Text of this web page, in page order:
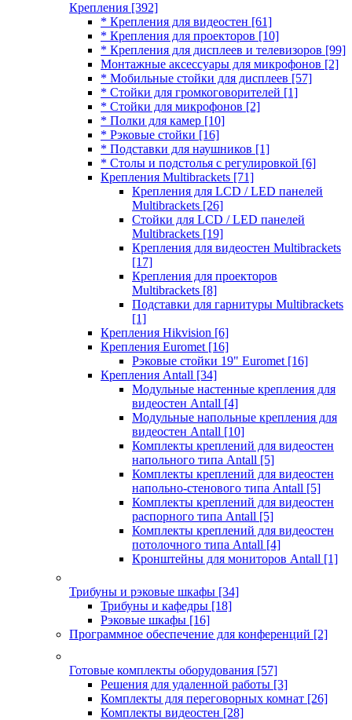
Крепления [392]
* Крепления для видеостен [61]
* Крепления для проекторов [10]
* Крепления для дисплеев и телевизоров [99]
Монтажные аксессуары для микрофонов [2]
* Мобильные стойки для дисплеев [57]
* Стойки для громкоговорителей [1]
* Стойки для микрофонов [2]
* Полки для камер [10]
* Рэковые стойки [16]
* Подставки для наушников [1]
* Столы и подстолья с регулировкой [6]
Крепления Multibrackets [71]
Крепления для LCD / LED панелей
Multibrackets [26]
Стойки для LCD / LED панелей
Multibrackets [19]
Крепления для видеостен Multibrackets
[17]
Крепления для проекторов
Multibrackets [8]
Подставки для гарнитуры Multibrackets
[1]
Крепления Hikvision [6]
Крепления Euromet [16]
Рэковые стойки 19" Euromet [16]
Крепления Antall [34]
Модульные настенные крепления для
видеостен Antall [4]
Модульные напольные крепления для
видеостен Antall [10]
Комплекты креплений для видеостен
напольного типа Antall [5]
Комплекты креплений для видеостен
напольно-стенового типа Antall [5]
Комплекты креплений для видеостен
распорного типа Antall [5]
Комплекты креплений для видеостен
потолочного типа Antall [4]
Кронштейны для мониторов Antall [1]
Трибуны и рэковые шкафы [34]
Трибуны и кафедры [18]
Рэковые шкафы [16]
Программное обеспечение для конференций [2]
Готовые комплекты оборудования [57]
Решения для удаленной работы [3]
Комплекты для переговорных комнат [26]
Комплекты видеостен [28]